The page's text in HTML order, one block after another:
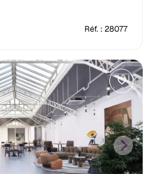
Réf. : 28077